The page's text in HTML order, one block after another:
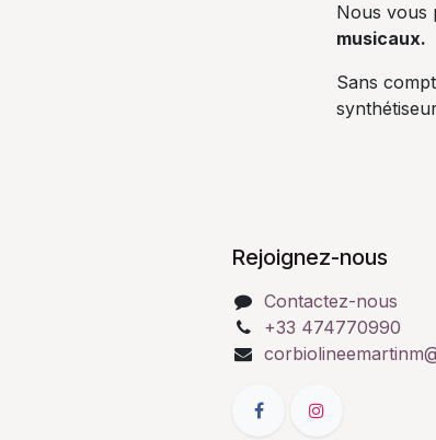
Nous vous
musicaux.
Sans
Rejoignez-nous
Contactez-nous
+33 474770990